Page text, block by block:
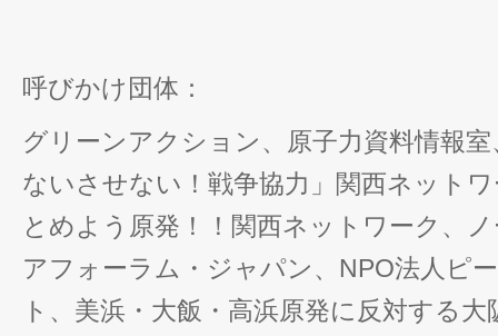
呼びかけ団体：
グリーンアクション、原子力資料情報
ないさせない！戦争協力」関西ネット
とめよう原発！！関西ネットワーク、
アフォーラム・ジャパン、NPO法人ピ
ト、美浜・大飯・高浜原発に反対する